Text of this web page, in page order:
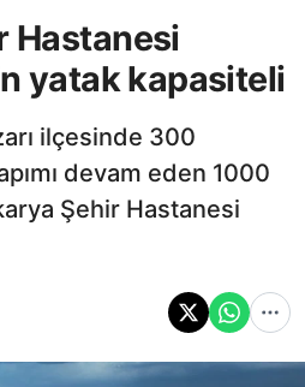
Hastanesi
yatak kapasiteli
ilçesinde 300
devam eden 1000
Şehir Hastanesi